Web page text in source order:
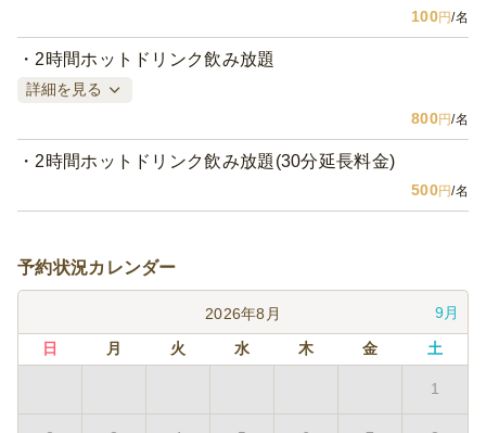
100円/名
2時間ホットドリンク飲み放題
詳細を見る
800円/名
2時間ホットドリンク飲み放題(30分延長料金)
500円/名
予約状況カレンダー
2026年8月 9月
日 月 火 水 木 金 土
1